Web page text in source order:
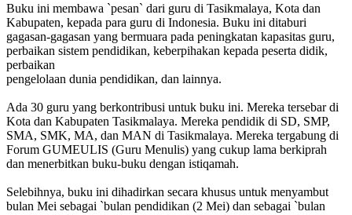
Buku ini membawa `pesan` dari guru di Tasikmalaya, Kota dan
Kabupaten, kepada para guru di Indonesia. Buku ini ditaburi
gagasan-gagasan yang bermuara pada peningkatan kapasitas guru,
perbaikan sistem pendidikan, keberpihakan kepada peserta didik,
perbaikan
pengelolaan dunia pendidikan, dan lainnya.
Ada 30 guru yang berkontribusi untuk buku ini. Mereka tersebar di
Kota dan Kabupaten Tasikmalaya. Mereka pendidik di SD, SMP,
SMA, SMK, MA, dan MAN di Tasikmalaya. Mereka tergabung di
Forum GUMEULIS (Guru Menulis) yang cukup lama berkiprah
dan menerbitkan buku-buku dengan istiqamah.
Selebihnya, buku ini dihadirkan secara khusus untuk menyambut
bulan Mei sebagai `bulan pendidikan (2 Mei) dan sebagai `bulan